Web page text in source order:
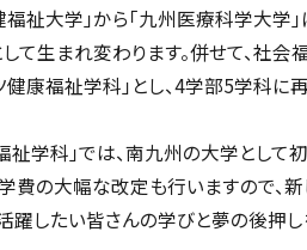
祉大学」から「九州医療科学大学
して生まれ変わります。併せて、
康福祉学科」とし、4学部5学科に
学科」では、南九州の大学として
費の大幅な改定も行いますので、
躍したい皆さんの学びと夢の後押し